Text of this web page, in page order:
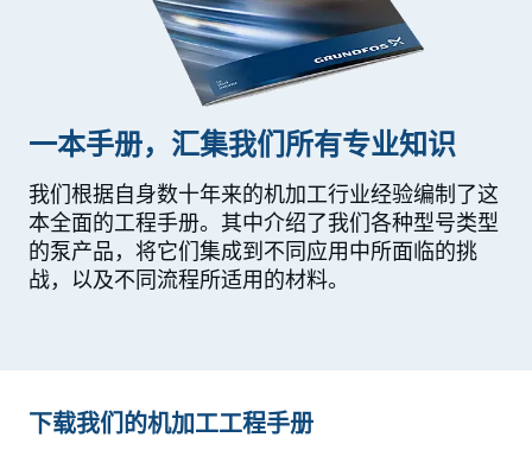
一本手册，汇集我们所有专业知识
我们根据自身数十年来的机加工行业经验编制了这
本全面的工程手册。其中介绍了我们各种型号类型
的泵产品，将它们集成到不同应用中所面临的挑
战，以及不同流程所适用的材料。
下载我们的机加工工程手册